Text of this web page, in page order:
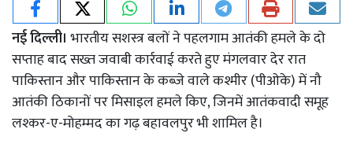
नई दिल्ली। भारतीय सशस्त्र बलों ने पहलगाम आतंकी हमले के दो
सप्ताह बाद सख्त जवाबी कार्रवाई करते हुए मंगलवार देर रात
पाकिस्तान और पाकिस्तान के कब्जे वाले कश्मीर (पीओके) में नौ
आतंकी ठिकानों पर मिसाइल हमले किए, जिनमें आतंकवादी समूह
लश्कर-ए-मोहम्मद का गढ़ बहावलपुर भी शामिल है।